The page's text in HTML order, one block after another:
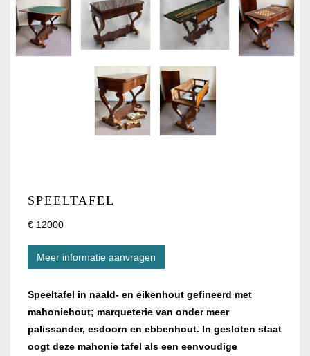
SPEELTAFEL
€ 12000
Meer informatie aanvragen
Speeltafel in naald- en eikenhout gefineerd met
mahoniehout; marqueterie van onder meer
palissander, esdoorn en ebbenhout. In gesloten staat
oogt deze mahonie tafel als een eenvoudige